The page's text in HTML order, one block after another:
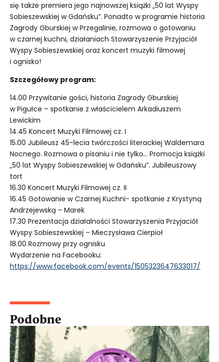
się także premiera jego najnowszej książki „50 lat Wyspy
Sobieszewskiej w Gdańsku”. Ponadto w programie historia
Zagrody Gburskiej w Przegalinie, rozmowa o gotowaniu
w czarnej kuchni, działaniach Stowarzyszenie Przyjaciół
Wyspy Sobieszewskiej oraz koncert muzyki filmowej
i ognisko!
Szczegółowy program:
14.00 Przywitanie gości, historia Zagrody Gburskiej
w Pigułce – spotkanie z właścicielem Arkadiuszem
Lewickim
14.45 Koncert Muzyki Filmowej cz. I
15.00 Jubileusz 45-lecia twórczości literackiej Waldemara
Nocnego. Rozmowa o pisaniu i nie tylko… Promocja książki
„50 lat Wyspy Sobieszewskiej w Gdańsku”. Jubileuszowy
tort
16.30 Koncert Muzyki Filmowej cz. II
16.45 Gotowanie w Czarnej Kuchni- spotkanie z Krystyną
Andrzejewską – Marek
17.30 Prezentacja działalności Stowarzyszenia Przyjaciół
Wyspy Sobieszewskiej – Mieczysława Cierpioł
18.00 Rozmowy przy ognisku
Wydarzenie na Facebooku:
https://www.facebook.com/events/1505323647633017/
Podobne